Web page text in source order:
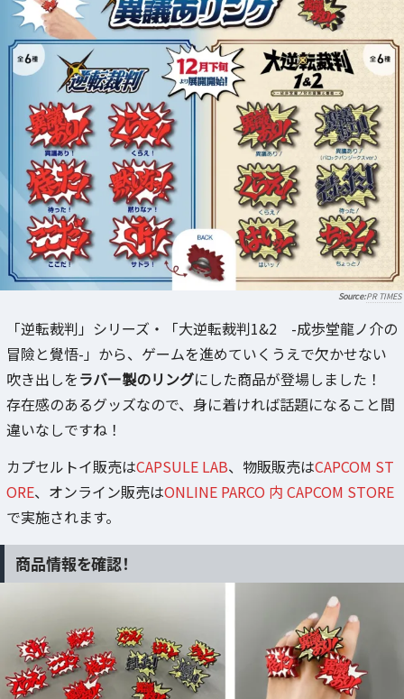
PR TIMES
「逆転裁判」シリーズ・「大逆転裁判1&2 -成歩堂龍ノ介の
冒險と覺悟-」から、ゲームを進めていくうえで欠かせない
吹き出しをラバー製のリングにした商品が登場しました！
存在感のあるグッズなので、身に着ければ話題になること間
違いなしですね！
カプセルトイ販売はCAPSULE LAB、物販販売はCAPCOM ST
ORE、オンライン販売はONLINE PARCO 内 CAPCOM STORE
で実施されます。
商品情報を確認！